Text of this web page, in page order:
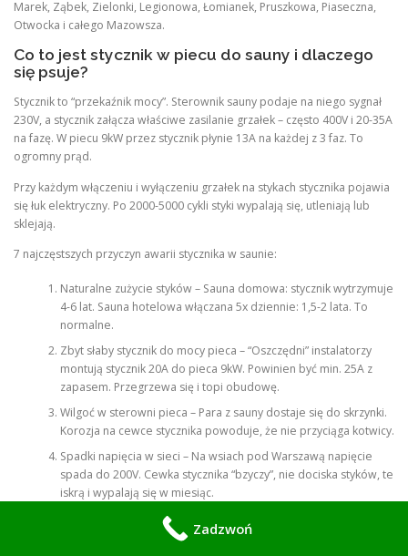
Marek, Ząbek, Zielonki, Legionowa, Łomianek, Pruszkowa, Piaseczna,
Otwocka i całego Mazowsza.
Co to jest stycznik w piecu do sauny i dlaczego
się psuje?
Stycznik to “przekaźnik mocy”. Sterownik sauny podaje na niego sygnał
230V, a stycznik załącza właściwe zasilanie grzałek – często 400V i 20-35A
na fazę. W piecu 9kW przez stycznik płynie 13A na każdej z 3 faz. To
ogromny prąd.
Przy każdym włączeniu i wyłączeniu grzałek na stykach stycznika pojawia
się łuk elektryczny. Po 2000-5000 cykli styki wypalają się, utleniają lub
sklejają.
7 najczęstszych przyczyn awarii stycznika w saunie:
Naturalne zużycie styków – Sauna domowa: stycznik wytrzymuje
4-6 lat. Sauna hotelowa włączana 5x dziennie: 1,5-2 lata. To
normalne.
Zbyt słaby stycznik do mocy pieca – “Oszczędni” instalatorzy
montują stycznik 20A do pieca 9kW. Powinien być min. 25A z
zapasem. Przegrzewa się i topi obudowę.
Wilgoć w sterowni pieca – Para z sauny dostaje się do skrzynki.
Korozja na cewce stycznika powoduje, że nie przyciąga kotwicy.
Spadki napięcia w sieci – Na wsiach pod Warszawą napięcie
spada do 200V. Cewka stycznika “bzyczy”, nie dociska styków, te
iskrą i wypalają się w miesiąc.
Mrówki i owady – Serio. Wchodzą do ciepłej skrzynki pieca, giną
między stykami. Powstaje nagar i stycznik nie przewodzi.
Zadzwoń